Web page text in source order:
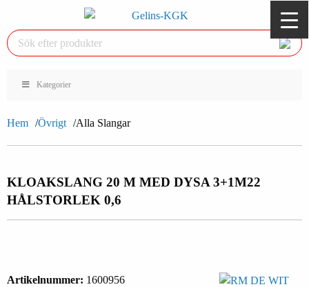
Kategorier
Hem Övrigt Alla Slangar
KLOAKSLANG 20 M MED DYSA 3+1M22
HÅLSTORLEK 0,6
Artikelnummer: 1600956